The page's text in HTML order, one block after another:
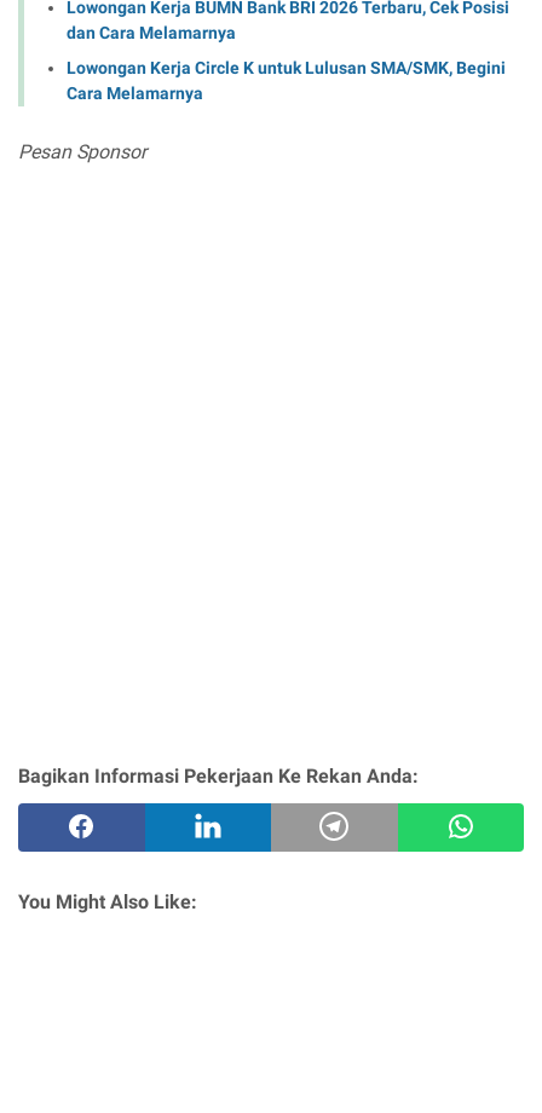
Lowongan Kerja BUMN Bank BRI 2026 Terbaru, Cek Posisi
dan Cara Melamarnya
Lowongan Kerja Circle K untuk Lulusan SMA/SMK, Begini
Cara Melamarnya
Pesan Sponsor
Bagikan Informasi Pekerjaan Ke Rekan Anda:
You Might Also Like: